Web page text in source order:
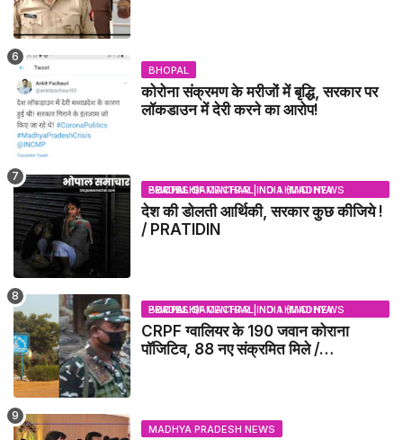
BHOPAL
कोरोना संक्रमण के मरीजों में बृद्धि, सरकार पर
लॉकडाउन में देरी करने का आरोप!
BHOPAL SAMACHAR | NO 1 HINDI NEWS PORTAL OF CENTRAL INDIA (MADHYA PRADESH)
देश की डोलती आर्थिकी, सरकार कुछ कीजिये !
/ PRATIDIN
BHOPAL SAMACHAR | NO 1 HINDI NEWS PORTAL OF CENTRAL INDIA (MADHYA PRADESH)
CRPF ग्वालियर के 190 जवान कोराना
पॉजिटिव, 88 नए संक्रमित मिले /
MADHYA PRADESH NEWS